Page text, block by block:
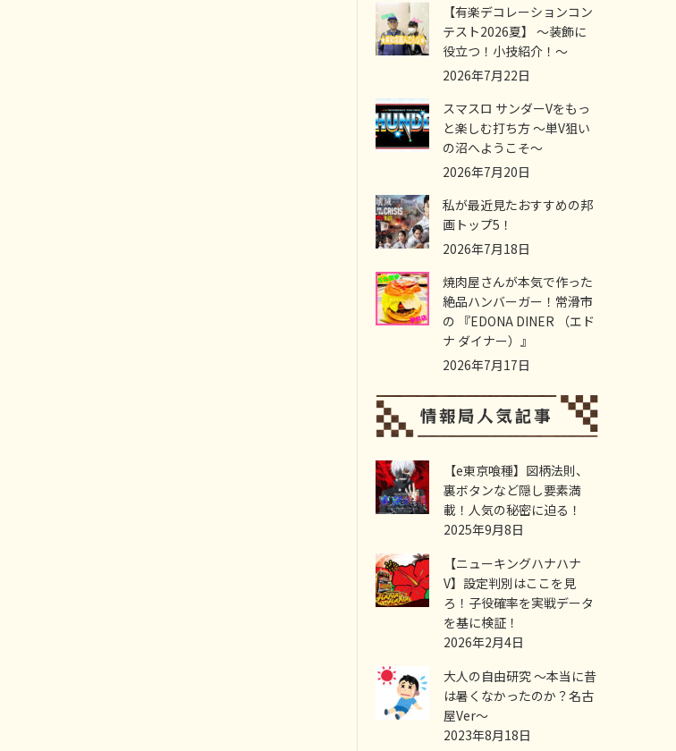
【有楽デコレーションコン
テスト2026夏】 ～装飾に
役立つ！小技紹介！～
2026年7月22日
スマスロ サンダーVをもっ
と楽しむ打ち方 ～単V狙い
の沼へようこそ～
2026年7月20日
私が最近見たおすすめの邦
画トップ5！
2026年7月18日
焼肉屋さんが本気で作った
絶品ハンバーガー！常滑市
の 『EDONA DINER （エド
ナ ダイナー）』
2026年7月17日
【e東京喰種】図柄法則、
裏ボタンなど隠し要素満
載！人気の秘密に迫る！
2025年9月8日
【ニューキングハナハナ
V】設定判別はここを見
ろ！子役確率を実戦データ
を基に検証！
2026年2月4日
大人の自由研究 ～本当に昔
は暑くなかったのか？名古
屋Ver～
2023年8月18日